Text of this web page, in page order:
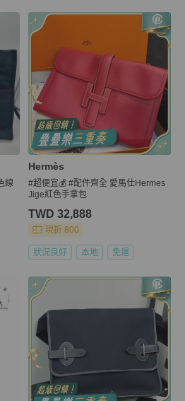
線
Hermès
#超便宜💰 #配件齊全 愛馬仕Hermes
Jige紅色手拿包
TWD 32,888
現折 800
狀況良好 本地 免運